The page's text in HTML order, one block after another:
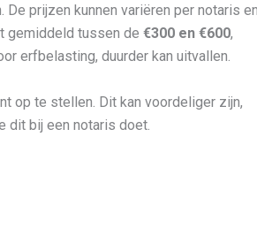
prijzen kunnen variëren per notaris en
gemiddeld tussen de €300 en €600,
erfbelasting, duurder kan uitvallen.
op te stellen. Dit kan voordeliger zijn,
dit bij een notaris doet.